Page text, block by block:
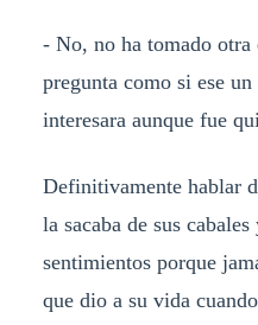
- No, no ha tomado otra
pregunta como si ese
interesara aunque fue
Definitivamente hablar
la sacaba de sus
sentimientos porque
que dio a su vida